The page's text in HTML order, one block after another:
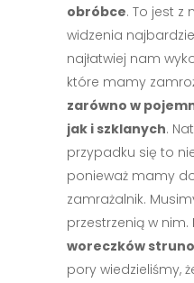
obróbce. To jest z
widzenia
najłatwiej nam
które mamy
zarówno w
jak i szklanych.
przypadku się to
ponieważ mamy
zamrażalnik.
przestrzenią w
woreczków
pory wiedzieliśmy,